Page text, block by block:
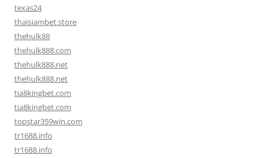
texas24
thaisiambet.store
thehulk88
thehulk888.com
thehulk888.net
thehulk888.net
tia8kingbet.com
tia8kingbet.com
topstar359win.com
tr1688.info
tr1688.info